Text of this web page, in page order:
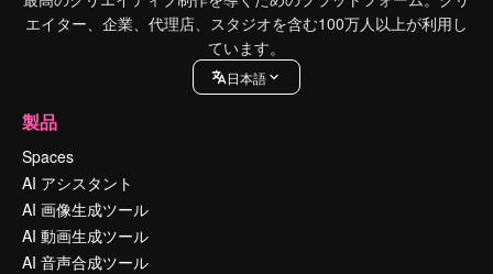
エイター、企業、代理店、スタジオを含む100万人以上が利用し
ています。
日本語
製品
Spaces
AI アシスタント
AI 画像生成ツール
AI 動画生成ツール
AI 音声合成ツール